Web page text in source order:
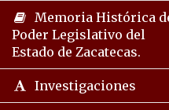
Memoria Histórica
Poder Legislativo del
Estado de Zacatecas.
Investigaciones